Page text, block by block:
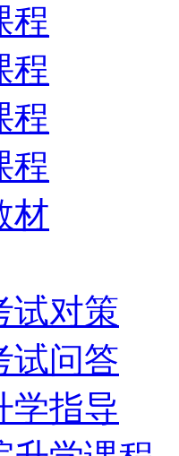
程
程
程
程
材
试对策
试问答
学指导